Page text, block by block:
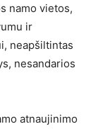
namo vietos,
ir
neapšiltintas
nesandarios
atnaujinimo